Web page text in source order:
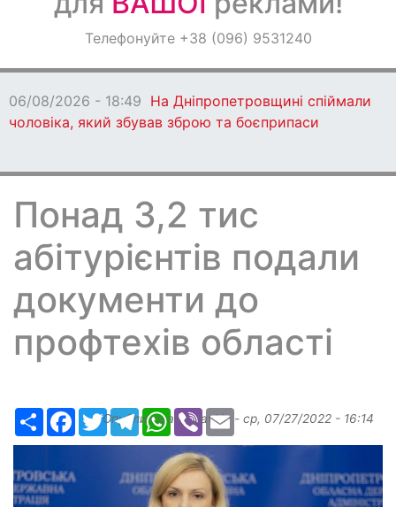
ОголошенняТелефонуйте +38 (096) 9531240
06/08/2026 - 18:49 На Дніпропетровщині спіймали
чоловіка, який збував зброю та боєприпаси
Понад 3,2 тис
абітурієнтів подали
документи до
профтехів області
РесурсFacebook
TwitterTelegramWhatsApp
ViberEmail
Опубликованоslavkin - ср, 07/27/2022 - 16:14